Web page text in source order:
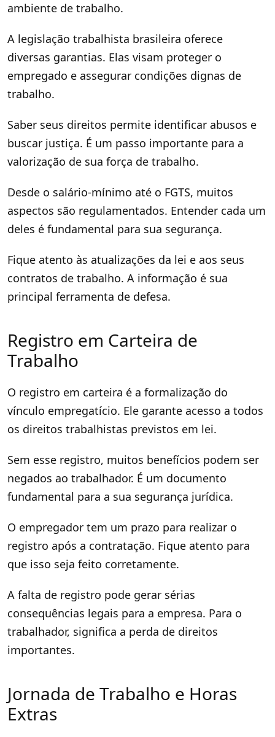
ambiente de trabalho.
A legislação trabalhista brasileira oferece
diversas garantias. Elas visam proteger o
empregado e assegurar condições dignas de
trabalho.
Saber seus direitos permite identificar abusos e
buscar justiça. É um passo importante para a
valorização de sua força de trabalho.
Desde o salário-mínimo até o FGTS, muitos
aspectos são regulamentados. Entender cada um
deles é fundamental para sua segurança.
Fique atento às atualizações da lei e aos seus
contratos de trabalho. A informação é sua
principal ferramenta de defesa.
Registro em Carteira de
Trabalho
O registro em carteira é a formalização do
vínculo empregatício. Ele garante acesso a todos
os direitos trabalhistas previstos em lei.
Sem esse registro, muitos benefícios podem ser
negados ao trabalhador. É um documento
fundamental para a sua segurança jurídica.
O empregador tem um prazo para realizar o
registro após a contratação. Fique atento para
que isso seja feito corretamente.
A falta de registro pode gerar sérias
consequências legais para a empresa. Para o
trabalhador, significa a perda de direitos
importantes.
Jornada de Trabalho e Horas
Extras